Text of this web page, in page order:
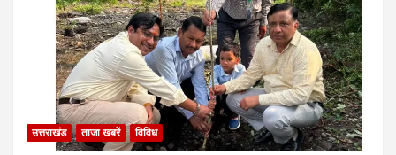
उत्तराखंड ताजा खबरें विविध